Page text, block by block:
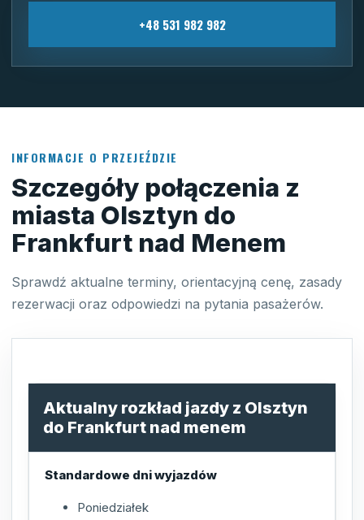
+48 531 982 982
INFORMACJE O PRZEJEŹDZIE
Szczegóły połączenia z
miasta Olsztyn do
Frankfurt nad Menem
Sprawdź aktualne terminy, orientacyjną cenę, zasady
rezerwacji oraz odpowiedzi na pytania pasażerów.
Aktualny rozkład jazdy z Olsztyn
do Frankfurt nad menem
Standardowe dni wyjazdów
Poniedziałek